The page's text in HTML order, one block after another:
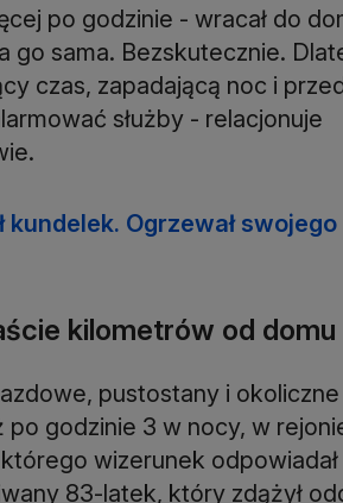
po godzinie - wracał do
go sama. Bezskutecznie.
czas, zapadającą noc i
służby - relacjonuje
Ogrzewał swojego
kilometrów od domu
pustostany i okoliczne
po godzinie 3 w nocy, w
wizerunek odpowiadał
83-latek, który zdążył